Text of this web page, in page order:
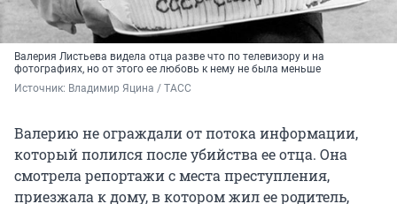
Валерия Листьева видела отца разве что по телевизору и на
фотографиях, но от этого ее любовь к нему не была меньше
Источник: Владимир Яцина / ТАСС
Валерию не ограждали от потока информации,
который полился после убийства ее отца. Она
смотрела репортажи с места преступления,
приезжала к дому, в котором жил ее родитель,